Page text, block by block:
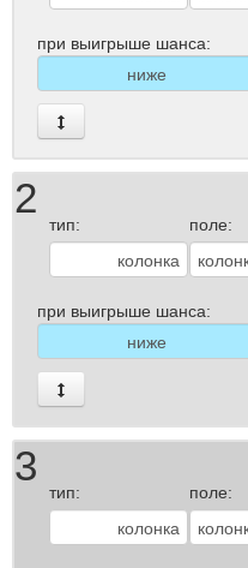
при выигрыше шанса:
2
тип: поле:
при выигрыше шанса:
3
тип: поле: